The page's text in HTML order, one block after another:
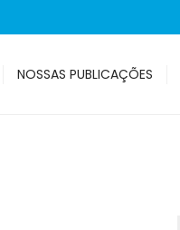
NOSSAS PUBLICAÇÕES